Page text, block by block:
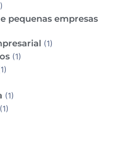
pequenas empresas
(1)
(1)
(1)
(1)